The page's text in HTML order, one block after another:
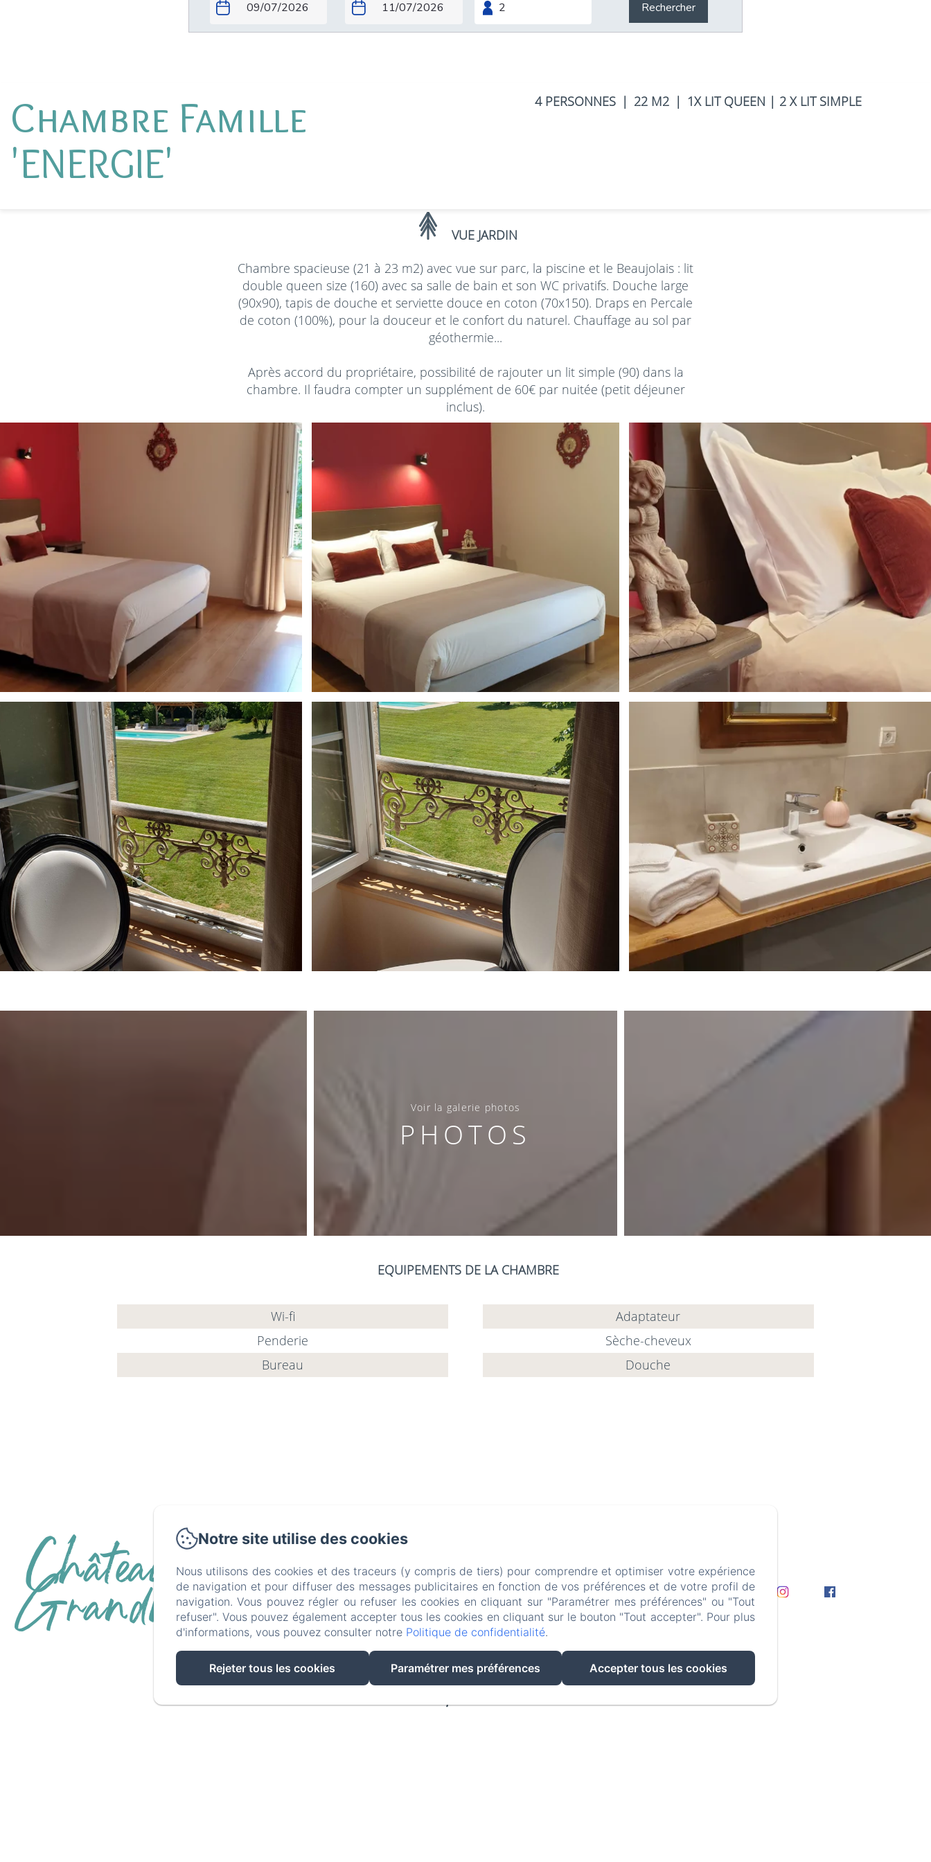
Rechercher
Chambre Famille
'ENERGIE'
4 PERSONNES | 22 M2 | 1X LIT QUEEN | 2 X LIT SIMPLE
VUE JARDIN
Chambre spacieuse (21 à 23 m2) avec vue sur parc, la piscine et le Beaujolais : lit
double queen size (160) avec sa salle de bain et son WC privatifs. Douche large
(90x90), tapis de douche et serviette douce en coton (70x150). Draps en Percale
de coton (100%), pour la douceur et le confort du naturel. Chauffage au sol par
géothermie...
Après accord du propriétaire, possibilité de rajouter un lit simple (90) dans la
chambre. Il faudra compter un supplément de 60€ par nuitée (petit déjeuner
inclus).
Voir la galerie photos
PHOTOS
EQUIPEMENTS DE LA CHAMBRE
Wi-fi
Penderie
Bureau
Adaptateur
Sèche-cheveux
Douche
Château de
Grandmont
chateau.grandmont.evasion@gmail.com
Accueil Le Château Les chambres Le Gîte
Le petit-déjeuner Les environs Contact
EN FR
Notre site utilise des cookies
Nous utilisons des cookies et des traceurs (y compris de tiers) pour comprendre et optimiser votre expérience
de navigation et pour diffuser des messages publicitaires en fonction de vos préférences et de votre profil de
navigation. Vous pouvez régler ou refuser les cookies en cliquant sur "Paramétrer mes préférences" ou "Tout
refuser". Vous pouvez également accepter tous les cookies en cliquant sur le bouton "Tout accepter". Pour plus
d'informations, vous pouvez consulter notre Politique de confidentialité.
Rejeter tous les cookies Paramétrer mes préférences Accepter tous les cookies